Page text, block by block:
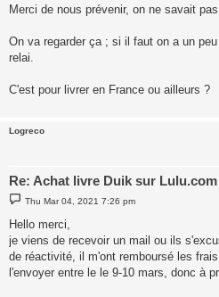
t
Merci de nous prévenir, on ne savait
On va regarder ça ; si il faut on a un
relai.
C'est pour livrer en France ou ailleurs ?
Logreco
Re: Achat livre Duik sur Lulu.com
P
o
s
t
Thu Mar 04, 2021 7:26 pm
Hello merci,
je viens de recevoir un mail ou ils
de réactivité, il m'ont remboursé les
l'envoyer entre le le 9-10 mars, donc à